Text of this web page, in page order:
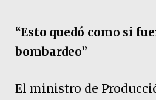
“Esto quedó como si
bombardeo”
El ministro de